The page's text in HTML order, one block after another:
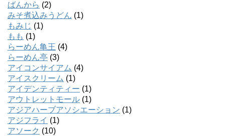
ばんから (2)
みそ煮込みうどん (1)
もみじ (1)
もも (1)
らーめん亀王 (4)
らーめん亭 (3)
アイコンサイアム (4)
アイスクリーム (1)
アイデンティティー (1)
アウトレットモール (1)
アジアハーブアソシエーション (1)
アジフライ (1)
アソーク (10)